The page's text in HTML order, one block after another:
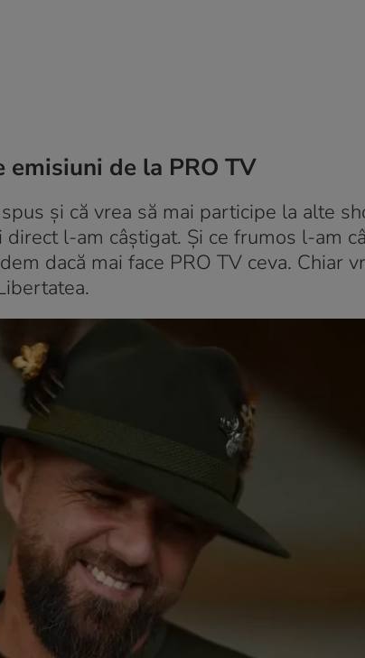
emisiuni de la PRO TV
și că vrea să mai participe la alte
l-am câștigat. Și ce frumos l-am
dacă mai face PRO TV ceva. Chiar